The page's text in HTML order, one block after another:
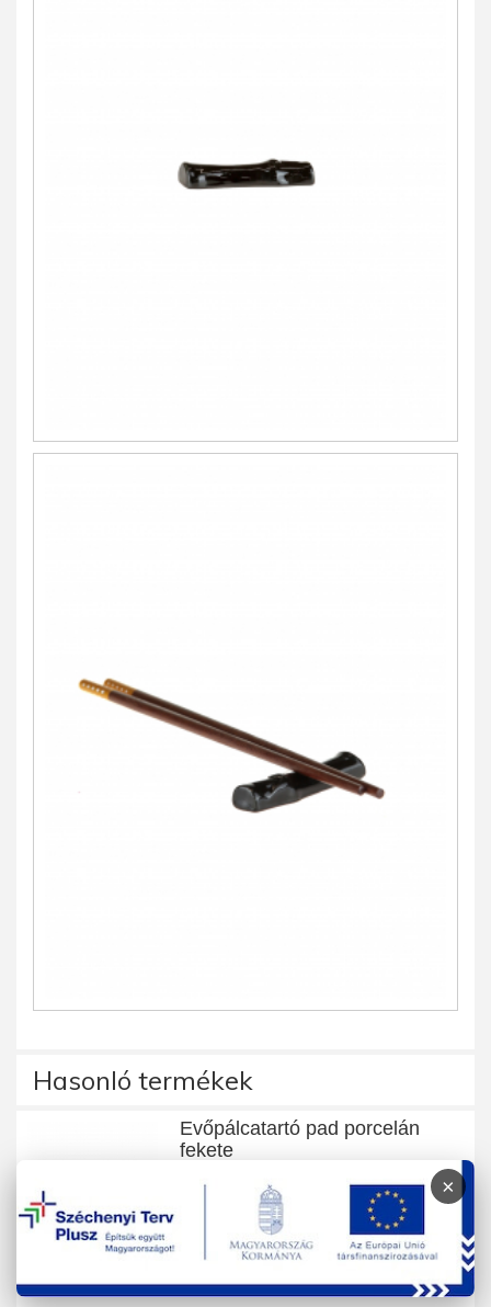
Hasonló termékek
Evőpálcatartó pad porcelán
fekete
950 Ft
×